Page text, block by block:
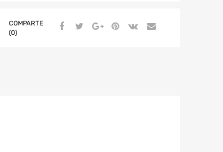
COMPARTE
(0)